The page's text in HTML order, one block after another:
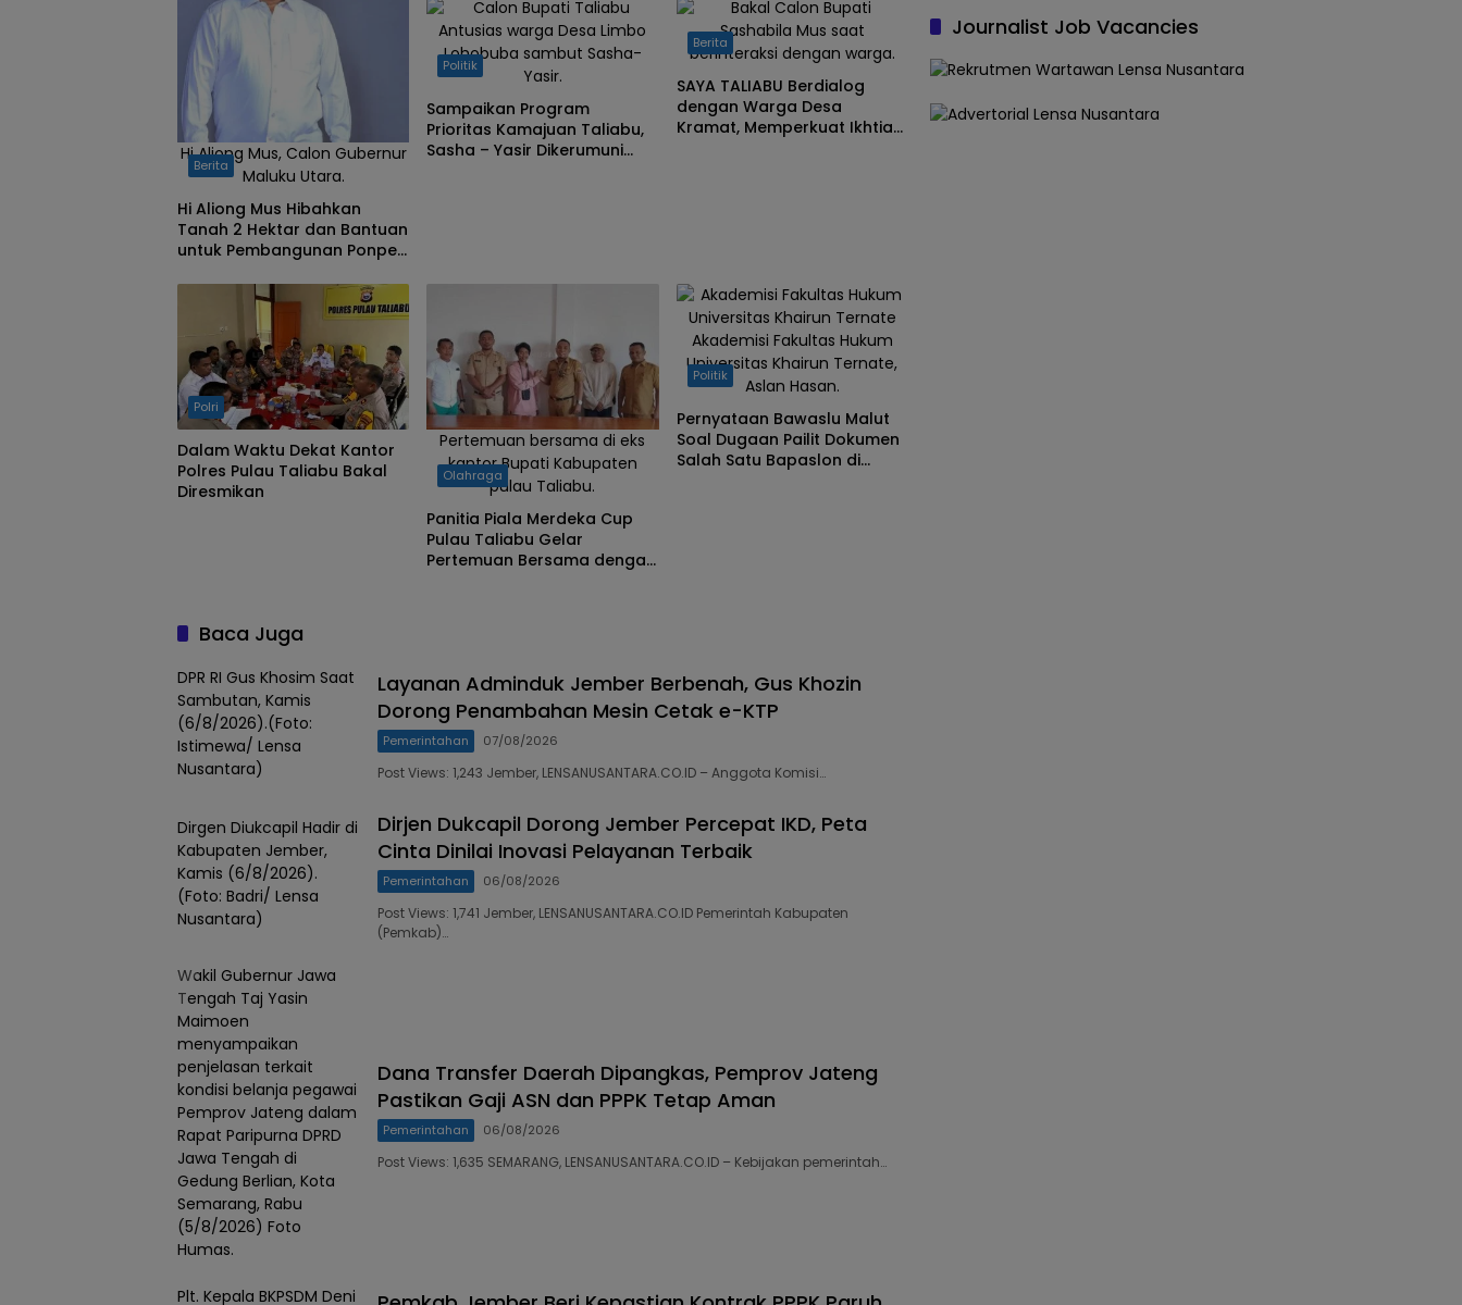
kepada
anggota
Paskibraka.
Hi Aliong Mus, Calon Gubernur
Maluku Utara.
Berita
Hi Aliong Mus Hibahkan
Tanah 2 Hektar dan Bantuan
untuk Pembangunan Ponpes
Antusias warga Desa Limbo
Lohobuba sambut Sasha-
Yasir.
Politik
Sampaikan Program
Prioritas Kamajuan Taliabu,
Sasha – Yasir Dikerumuni
Sashabila Mus saat
berinteraksi dengan warga.
Berita
SAYA TALIABU Berdialog
dengan Warga Desa
Kramat, Memperkuat Ikhtiar
Polri
Dalam Waktu Dekat Kantor
Polres Pulau Taliabu Bakal
Diresmikan
Pertemuan bersama di eks
kantor Bupati Kabupaten
pulau Taliabu.
Olahraga
Panitia Piala Merdeka Cup
Pulau Taliabu Gelar
Pertemuan Bersama dengan
Akademisi Fakultas Hukum
Universitas Khairun Ternate,
Aslan Hasan.
Politik
Pernyataan Bawaslu Malut
Soal Dugaan Pailit Dokumen
Salah Satu Bapaslon di
Baca Juga
DPR RI Gus Khosim Saat
Sambutan, Kamis
(6/8/2026).(Foto:
Istimewa/ Lensa
Nusantara)
Layanan Adminduk Jember Berbenah, Gus Khozin
Dorong Penambahan Mesin Cetak e-KTP
Pemerintahan 07/08/2026
Post Views: 1,243 Jember, LENSANUSANTARA.CO.ID – Anggota Komisi…
Dirgen Diukcapil Hadir di
Kabupaten Jember,
Kamis (6/8/2026).
(Foto: Badri/ Lensa
Nusantara)
Dirjen Dukcapil Dorong Jember Percepat IKD, Peta
Cinta Dinilai Inovasi Pelayanan Terbaik
Pemerintahan 06/08/2026
Post Views: 1,741 Jember, LENSANUSANTARA.CO.ID Pemerintah Kabupaten
(Pemkab)…
Wakil Gubernur Jawa
Tengah Taj Yasin
Maimoen
menyampaikan
penjelasan terkait
kondisi belanja pegawai
Pemprov Jateng dalam
Rapat Paripurna DPRD
Jawa Tengah di
Gedung Berlian, Kota
Semarang, Rabu
(5/8/2026) Foto
Humas.
Dana Transfer Daerah Dipangkas, Pemprov Jateng
Pastikan Gaji ASN dan PPPK Tetap Aman
Pemerintahan 06/08/2026
Post Views: 1,635 SEMARANG, LENSANUSANTARA.CO.ID – Kebijakan pemerintah…
Plt. Kepala BKPSDM Deni
Journalist Job Vacancies